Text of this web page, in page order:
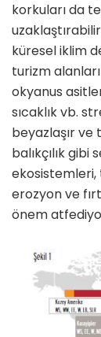
korkuları da
kü­resel iklim
turizm
okyanus
sıcaklık vb.
beyazlaşır ve
balıkçı­lık gibi
ekosistemleri,
erozyon ve
önem